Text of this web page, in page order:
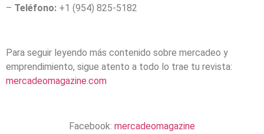
– Teléfono: +1 (954) 825-5182
Para seguir leyendo más contenido sobre mercadeo y
emprendimiento, sigue atento a todo lo trae tu revista:
mercadeomagazine.com
Facebook: mercadeomagazine